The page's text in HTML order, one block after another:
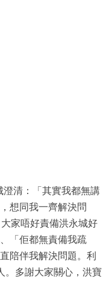
清：「其實我都無講
想同我一齊解決問
家唔好責備洪永城好
「佢都無責備我疏
陪伴我解決問題。利
。多謝大家關心，洪寶